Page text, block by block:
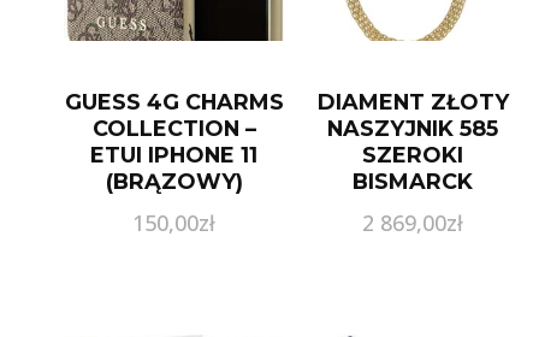
GUESS 4G CHARMS
COLLECTION –
ETUI IPHONE 11
(BRĄZOWY)
150,00zł
DIAMENT ZŁOTY
NASZYJNIK 585
SZEROKI
BISMARCK
2 869,00zł